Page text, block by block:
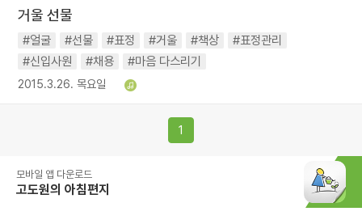
#독서
#건강
거울 선물
#얼굴 #선물 #표정 #거울 #책상
#표정관리
#신입사원
#채용 #마음 다스리기
2015.3.26. 목요일
1
모바일 앱 다운로드
고도원의 아침편지